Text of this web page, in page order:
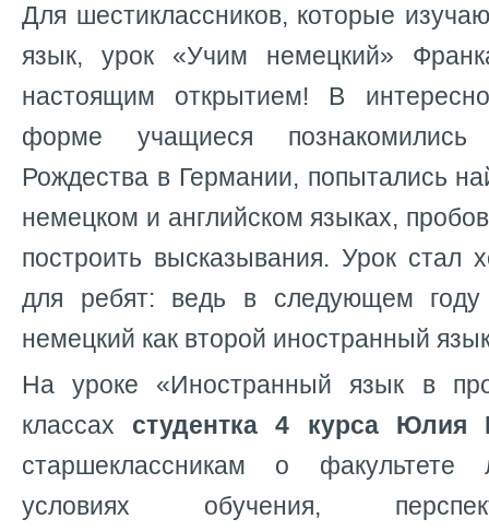
Для шестиклассников, которые
язык, урок «Учим немецкий»
настоящим открытием! В
форме учащиеся
Рождества в Германии, попытались
немецком и английском языках,
построить высказывания. Урок стал
для ребят: ведь в следующем году
немецкий как второй иностранный
На уроке «Иностранный язык в
классах студентка 4 курса Юлия
старшеклассникам о факультете
условиях обучения,